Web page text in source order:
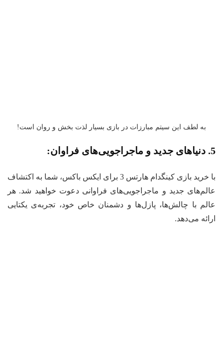
به لطف این سیتم مبارزات در بازی بسیار لذت بخش و روان است!
با خرید بازی کینگدام هارتس 3 برای ایکس باکس، شما به اکتشاف
جدید و ماجراجویی‌های فراوانی دعوت خواهید شد. هر
با چالش‌ها، پازل‌ها و دشمنان خاص خود، تجربه‌ی یکتایی
می‌دهد.